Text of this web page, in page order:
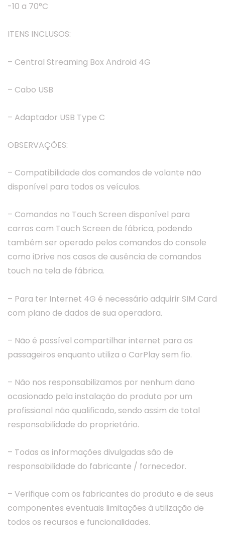
-10 a 70°C
ITENS INCLUSOS:
– Central Streaming Box Android 4G
– Cabo USB
– Adaptador USB Type C
OBSERVAÇÕES:
– Compatibilidade dos comandos de volante não
disponível para todos os veículos.
– Comandos no Touch Screen disponível para
carros com Touch Screen de fábrica, podendo
também ser operado pelos comandos do console
como iDrive nos casos de ausência de comandos
touch na tela de fábrica.
– Para ter Internet 4G é necessário adquirir SIM Card
com plano de dados de sua operadora.
– Não é possível compartilhar internet para os
passageiros enquanto utiliza o CarPlay sem fio.
– Não nos responsabilizamos por nenhum dano
ocasionado pela instalação do produto por um
profissional não qualificado, sendo assim de total
responsabilidade do proprietário.
– Todas as informações divulgadas são de
responsabilidade do fabricante / fornecedor.
– Verifique com os fabricantes do produto e de seus
componentes eventuais limitações à utilização de
todos os recursos e funcionalidades.